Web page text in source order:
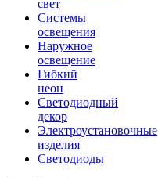
свет
Системы
освещения
Наружное
освещение
Гибкий
неон
Светодиодный
декор
Электроустановочные
изделия
Светодиоды